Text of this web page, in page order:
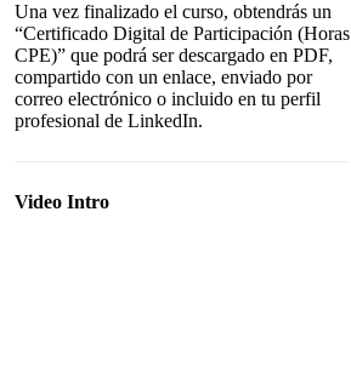
Una vez finalizado el curso, obtendrás un
“Certificado Digital de Participación (Horas
CPE)” que podrá ser descargado en PDF,
compartido con un enlace, enviado por
correo electrónico o incluido en tu perfil
profesional de LinkedIn.
Video Intro